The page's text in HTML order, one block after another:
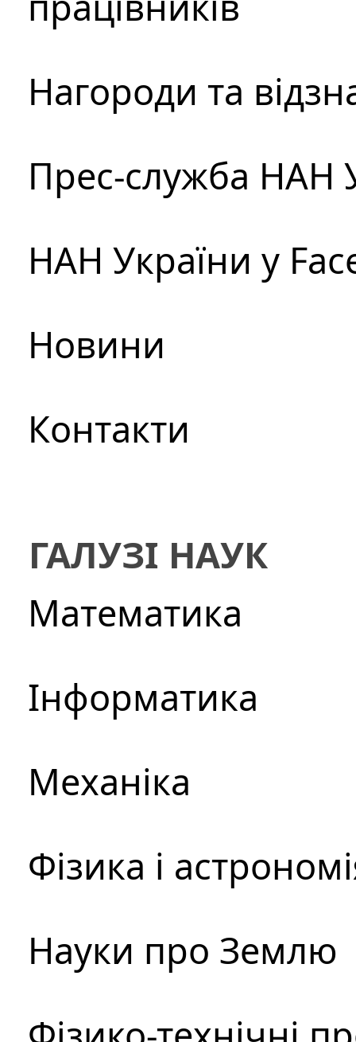
Нагороди та
Прес-служба НАН
НАН України у
Новини
Контакти
ГАЛУЗІ НАУК
Математика
Інформатика
Механіка
Фізика і
Науки про Землю